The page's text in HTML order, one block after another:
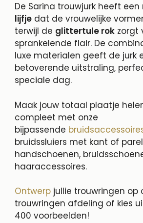
De Sarina trouwjurk heeft een
lijfje dat de vrouwelijke
terwijl de glittertule rok zorgt
sprankelende flair. De
luxe materialen geeft de jurk
betoverende uitstraling,
speciale dag.
Maak jouw totaal plaatje
compleet met onze
bijpassende
bruidssluiers met kant of
handschoenen,
haaraccessoires.
Ontwerp jullie trouwringen op
trouwringen afdeling of kies
400 voorbeelden!